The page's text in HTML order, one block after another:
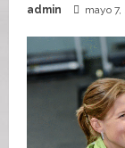
admin mayo